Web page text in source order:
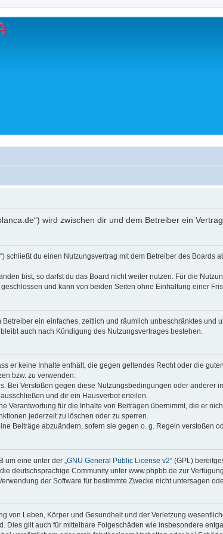
wird zwischen dir und dem Betreiber ein
schließt du einen Nutzungsvertrag mit dem Betreiber des
bist, so darfst du das Board nicht weiter nutzen. Für die
und kann von beiden Seiten ohne Einhaltung einer
ein einfaches, zeitlich und räumlich unbeschränktes
auch nach Kündigung des Nutzungsvertrages bestehen.
er keine Inhalte enthält, die gegen geltendes Recht oder die
bzw. zu verwenden.
Bei Verstößen gegen diese Nutzungsbedingungen oder
und dir ein Hausverbot erteilen.
Verantwortung für die Inhalte von Beiträgen übernimmt, die er
jederzeit zu löschen oder zu sperren.
Beiträge abzuändern, sofern sie gegen o. g. Regeln verstoßen
eine unter der „ GNU General Public License v2“ (GPL)
deutschsprachige Community unter www.phpbb.de zur
der Software für bestimmte Zwecke nicht untersagen
von Leben, Körper und Gesundheit und der Verletzung
Dies gilt auch für mittelbare Folgeschäden wie insbesondere